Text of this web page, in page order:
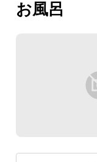
お風呂